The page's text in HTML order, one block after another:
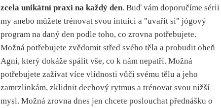
zcela unikátní praxi na každý den. Buď vám doporučíme sérii
my anebo můžete trénovat svou intuici a "uvařit si" jógový
program na daný den podle toho, co zrovna potřebujete.
Možná potřebujete zvědomit střed svého těla a probudit oheň
Agni, který dokáže spálit vše, co k nám nepatří. Možná
potřebujete zažívat více vlídnosti vůči svému tělu a jeho
zamrzlinkám, zklidnit dechový rytmus a trénovat svou nižší
mysl. Možná zrovna dnes jen chcete poslouchat přednášku o